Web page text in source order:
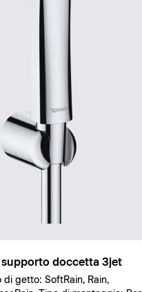
supporto doccetta 3jet
di getto: SoftRain, Rain,